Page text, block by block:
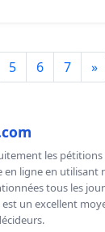
5 6 7 »
les pétitions
ligne en utilisant
tous les
un excellent